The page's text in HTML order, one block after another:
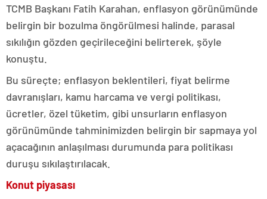
TCMB Başkanı Fatih Karahan, enflasyon görünümünde
belirgin bir bozulma öngörülmesi halinde, parasal
sıkılığın gözden geçirileceğini belirterek, şöyle
konuştu.
Bu süreçte; enflasyon beklentileri, fiyat belirme
davranışları, kamu harcama ve vergi politikası,
ücretler, özel tüketim, gibi unsurların enflasyon
görünümünde tahminimizden belirgin bir sapmaya yol
açacağının anlaşılması durumunda para politikası
duruşu sıkılaştırılacak.
Konut piyasası